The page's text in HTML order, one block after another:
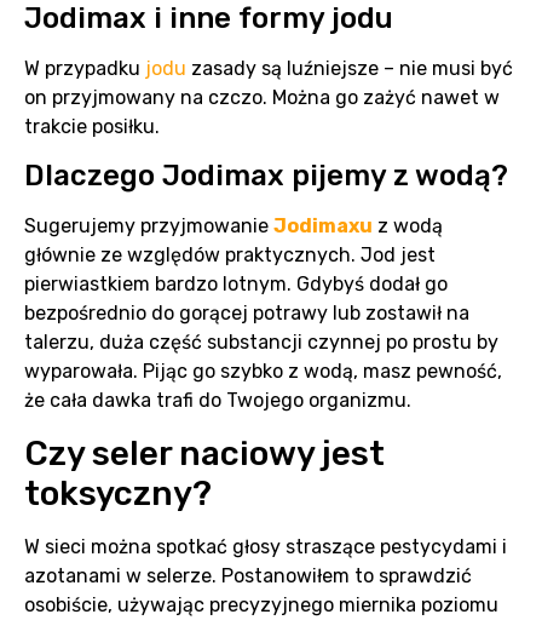
Jodimax i inne formy jodu
W przypadku jodu zasady są luźniejsze – nie musi być
on przyjmowany na czczo. Można go zażyć nawet w
trakcie posiłku.
Dlaczego Jodimax pijemy z wodą?
Sugerujemy przyjmowanie Jodimaxu z wodą
głównie ze względów praktycznych. Jod jest
pierwiastkiem bardzo lotnym. Gdybyś dodał go
bezpośrednio do gorącej potrawy lub zostawił na
talerzu, duża część substancji czynnej po prostu by
wyparowała. Pijąc go szybko z wodą, masz pewność,
że cała dawka trafi do Twojego organizmu.
Czy seler naciowy jest
toksyczny?
W sieci można spotkać głosy straszące pestycydami i
azotanami w selerze. Postanowiłem to sprawdzić
osobiście, używając precyzyjnego miernika poziomu